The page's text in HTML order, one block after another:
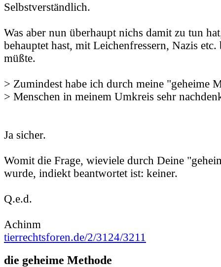
Selbstverständlich.
Was aber nun überhaupt nichs damit zu tun
behauptet hast, mit Leichenfressern, Nazis etc.
müßte.
> Zumindest habe ich durch meine "geheime
> Menschen in meinem Umkreis sehr
Ja sicher.
Womit die Frage, wieviele durch Deine
wurde, indiekt beantwortet ist: keiner.
Q.e.d.
Achinm
tierrechtsforen.de/2/3124/3211
die geheime Methode